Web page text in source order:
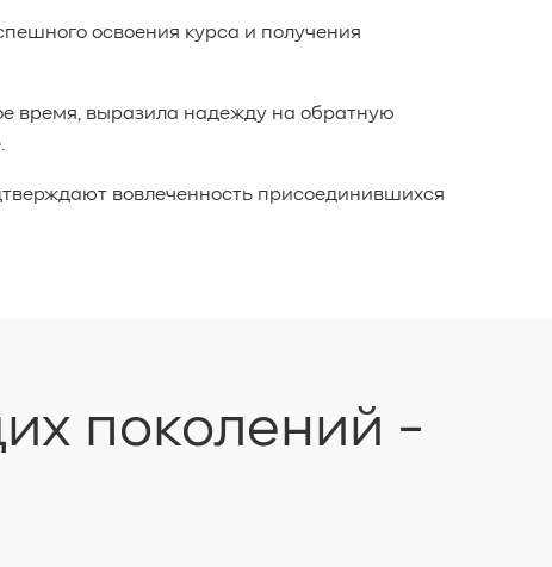
освоения курса и получения
время, выразила надежду на обратную
вовлеченность присоединившихся
поколений -